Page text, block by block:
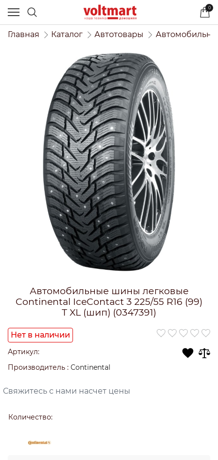
0
Главная Каталог Автотовары
Автомобильные шины легковые
Continental IceContact 3 225/55 R16 (99)
T XL (шип) (0347391)
Нет в наличии
Артикул:
Производитель : Continental
Свяжитесь с нами насчет цены
Количество: